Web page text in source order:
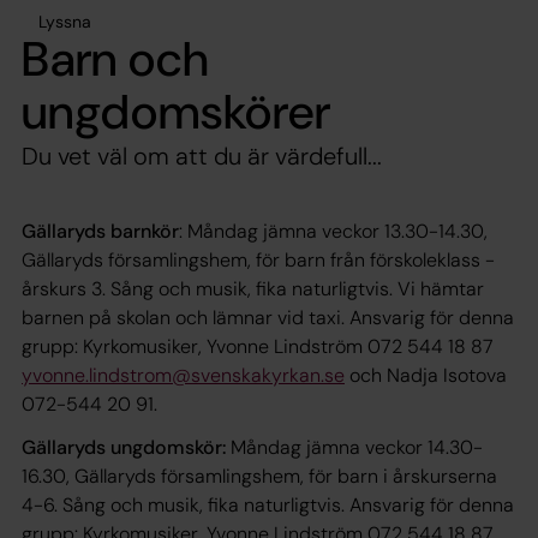
Lyssna
Barn och
ungdomskörer
Du vet väl om att du är värdefull...
Gällaryds barnkör: Måndag jämna veckor 13.30-14.30,
Gällaryds församlingshem, för barn från förskoleklass -
årskurs 3. Sång och musik, fika naturligtvis. Vi hämtar
barnen på skolan och lämnar vid taxi. Ansvarig för denna
grupp: Kyrkomusiker, Yvonne Lindström 072 544 18 87
yvonne.lindstrom@svenskakyrkan.se och Nadja Isotova
072-544 20 91.
Gällaryds ungdomskör: Måndag jämna veckor 14.30-
16.30, Gällaryds församlingshem, för barn i årskurserna
4-6. Sång och musik, fika naturligtvis. Ansvarig för denna